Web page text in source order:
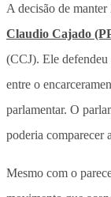
A decisão de
Claudio Cajado
(CCJ). Ele defendeu
entre o
parlamentar. O
poderia comparecer
Mesmo com o